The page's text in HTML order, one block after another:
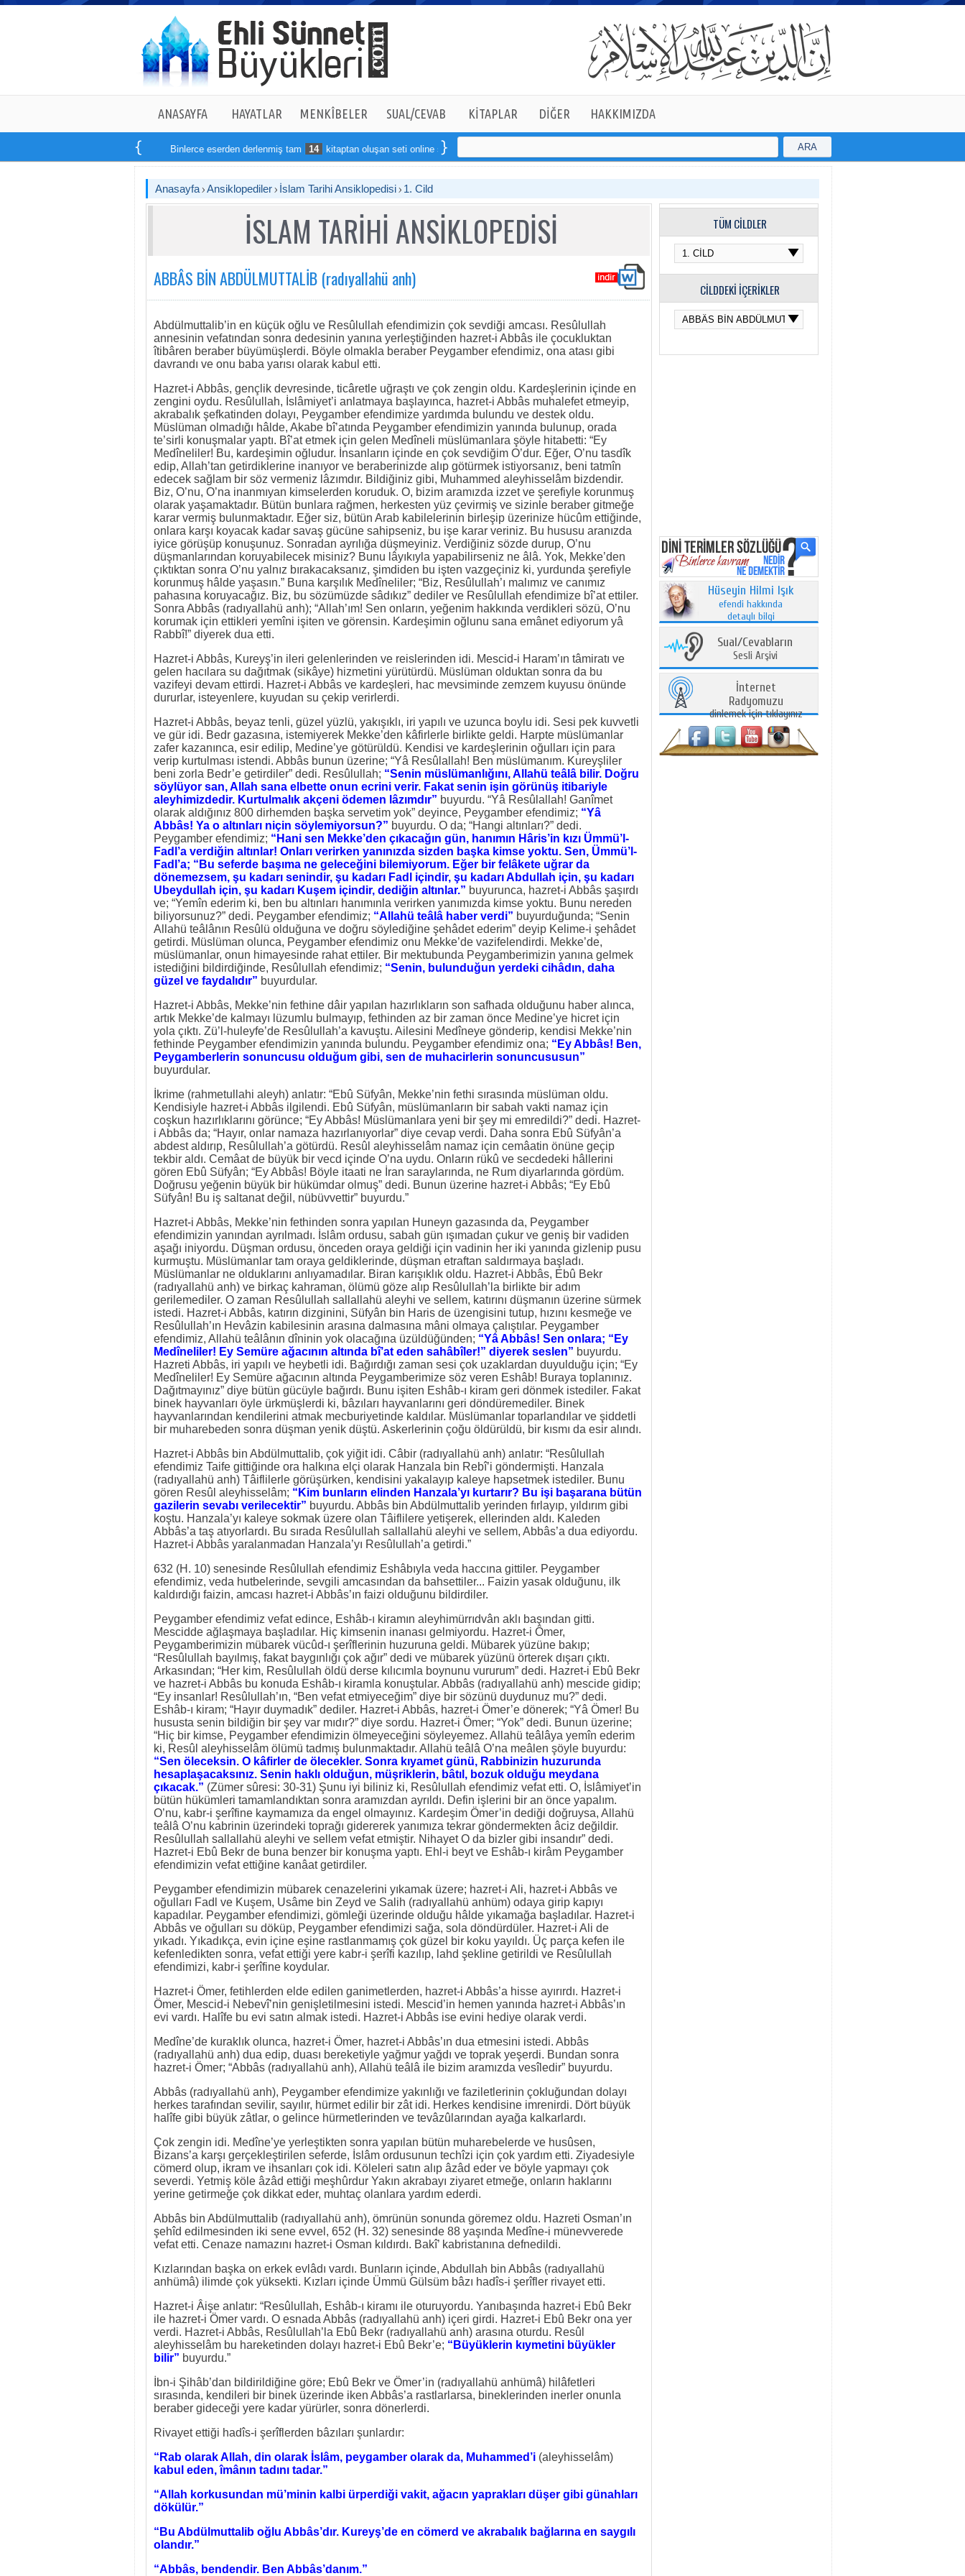
ANASAYFA HAYATLAR MENKÎBELER SUAL/CEVAB KİTAPLAR DİĞER HAKKIMIZDA
Binlerce eserden derlenmiş tam 14 kitaptan oluşan seti online sipariş verebilirsiniz ARA
Anasayfa Ansiklopediler İslam Tarihi Ansiklopedisi 1. Cild
İSLAM TARİHİ ANSİKLOPEDİSİ
ABBÂS BİN ABDÜLMUTTALİB (radıyallahü anh)
Abdülmuttalib’in en küçük oğlu ve Resûlullah efendimizin çok sevdiği amcası. Resûlullah
annesinin vefatından sonra dedesinin yanına yerleştiğinden hazret-i Abbâs ile çocukluktan
îtibâren beraber büyümüşlerdi. Böyle olmakla beraber Peygamber efendimiz, ona atası gibi
davrandı ve onu baba yarısı olarak kabul etti.
Hazret-i Abbâs, gençlik devresinde, ticâretle uğraştı ve çok zengin oldu. Kardeşlerinin içinde en
zengini oydu. Resûlullah, İslâmiyet’i anlatmaya başlayınca, hazret-i Abbâs muhalefet etmeyip,
akrabalık şefkatinden dolayı, Peygamber efendimize yardımda bulundu ve destek oldu.
Müslüman olmadığı hâlde, Akabe bî’atında Peygamber efendimizin yanında bulunup, orada
te’sirli konuşmalar yaptı. Bî’at etmek için gelen Medîneli müslümanlara şöyle hitabetti: “Ey
Medîneliler! Bu, kardeşimin oğludur. İnsanların içinde en çok sevdiğim O’dur. Eğer, O’nu tasdîk
edip, Allah’tan getirdiklerine inanıyor ve beraberinizde alıp götürmek istiyorsanız, beni tatmîn
edecek sağlam bir söz vermeniz lâzımdır. Bildiğiniz gibi, Muhammed aleyhisselâm bizdendir.
Biz, O’nu, O’na inanmıyan kimselerden koruduk. O, bizim aramızda izzet ve şerefiyle korunmuş
olarak yaşamaktadır. Bütün bunlara rağmen, herkesten yüz çevirmiş ve sizinle beraber gitmeğe
karar vermiş bulunmaktadır. Eğer siz, bütün Arab kabilelerinin birleşip üzerinize hücûm ettiğinde,
onlara karşı koyacak kadar savaş gücüne sahipseniz, bu işe karar veriniz. Bu hususu aranızda
iyice görüşüp konuşunuz. Sonradan ayrılığa düşmeyiniz. Verdiğiniz sözde durup, O’nu
düşmanlarından koruyabilecek misiniz? Bunu lâyıkıyla yapabilirseniz ne âlâ. Yok, Mekke’den
çıktıktan sonra O’nu yalnız bırakacaksanız, şimdiden bu işten vazgeçiniz ki, yurdunda şerefiyle
korunmuş hâlde yaşasın.” Buna karşılık Medîneliler; “Biz, Resûlullah’ı malımız ve canımız
pahasına koruyacağız. Biz, bu sözümüzde sâdıkız” dediler ve Resûlullah efendimize bî’at ettiler.
Sonra Abbâs (radıyallahü anh); “Allah’ım! Sen onların, yeğenim hakkında verdikleri sözü, O’nu
korumak için ettikleri yemîni işiten ve görensin. Kardeşimin oğlunu sana emânet ediyorum yâ
Rabbî!” diyerek dua etti.
Hazret-i Abbâs, Kureyş’in ileri gelenlerinden ve reislerinden idi. Mescid-i Haram’ın tâmiratı ve
gelen hacılara su dağıtmak (sikâye) hizmetini yürütürdü. Müslüman olduktan sonra da bu
vazifeyi devam ettirdi. Hazret-i Abbâs ve kardeşleri, hac mevsiminde zemzem kuyusu önünde
dururlar, isteyenlere, kuyudan su çekip verirlerdi.
Hazret-i Abbâs, beyaz tenli, güzel yüzlü, yakışıklı, iri yapılı ve uzunca boylu idi. Sesi pek kuvvetli
ve gür idi. Bedr gazasına, istemiyerek Mekke’den kâfirlerle birlikte geldi. Harpte müslümanlar
zafer kazanınca, esir edilip, Medine’ye götürüldü. Kendisi ve kardeşlerinin oğulları için para
verip kurtulması istendi. Abbâs bunun üzerine; “Yâ Resûlallah! Ben müslümanım. Kureyşliler
beni zorla Bedr’e getirdiler” dedi. Resûlullah; “Senin müslümanlığını, Allahü teâlâ bilir. Doğru
söylüyor san, Allah sana elbette onun ecrini verir. Fakat senin işin görünüş itibariyle
aleyhimizdedir. Kurtulmalık akçeni ödemen lâzımdır” buyurdu. “Yâ Resûlallah! Ganîmet
olarak aldığınız 800 dirhemden başka servetim yok” deyince, Peygamber efendimiz; “Yâ
Abbâs! Ya o altınları niçin söylemiyorsun?” buyurdu. O da; “Hangi altınları?” dedi.
Peygamber efendimiz; “Hani sen Mekke’den çıkacağın gün, hanımın Hâris’in kızı Ümmü’l-
Fadl’a verdiğin altınlar! Onları verirken yanınızda sizden başka kimse yoktu. Sen, Ümmü’l-
Fadl’a; “Bu seferde başıma ne geleceğini bilemiyorum. Eğer bir felâkete uğrar da
dönemezsem, şu kadarı senindir, şu kadarı Fadl içindir, şu kadarı Abdullah için, şu kadarı
Ubeydullah için, şu kadarı Kuşem içindir, dediğin altınlar.” buyurunca, hazret-i Abbâs şaşırdı
ve; “Yemîn ederim ki, ben bu altınları hanımınla verirken yanımızda kimse yoktu. Bunu nereden
biliyorsunuz?” dedi. Peygamber efendimiz; “Allahü teâlâ haber verdi” buyurduğunda; “Senin
Allahü teâlânın Resûlü olduğuna ve doğru söylediğine şehâdet ederim” deyip Kelime-i şehâdet
getirdi. Müslüman olunca, Peygamber efendimiz onu Mekke’de vazifelendirdi. Mekke’de,
müslümanlar, onun himayesinde rahat ettiler. Bir mektubunda Peygamberimizin yanına gelmek
istediğini bildirdiğinde, Resûlullah efendimiz; “Senin, bulunduğun yerdeki cihâdın, daha
güzel ve faydalıdır” buyurdular.
Hazret-i Abbâs, Mekke’nin fethine dâir yapılan hazırlıkların son safhada olduğunu haber alınca,
artık Mekke’de kalmayı lüzumlu bulmayıp, fethinden az bir zaman önce Medine’ye hicret için
yola çıktı. Zü’l-huleyfe’de Resûlullah’a kavuştu. Ailesini Medîneye gönderip, kendisi Mekke’nin
fethinde Peygamber efendimizin yanında bulundu. Peygamber efendimiz ona; “Ey Abbâs! Ben,
Peygamberlerin sonuncusu olduğum gibi, sen de muhacirlerin sonuncususun”
buyurdular.
İkrime (rahmetullahi aleyh) anlatır: “Ebû Süfyân, Mekke’nin fethi sırasında müslüman oldu.
Kendisiyle hazret-i Abbâs ilgilendi. Ebû Süfyân, müslümanların bir sabah vakti namaz için
coşkun hazırlıklarını görünce; “Ey Abbâs! Müslümanlara yeni bir şey mi emredildi?” dedi. Hazret-
i Abbâs da; “Hayır, onlar namaza hazırlanıyorlar” diye cevap verdi. Daha sonra Ebû Süfyân’a
abdest aldırıp, Resûlullah’a götürdü. Resûl aleyhisselâm namaz için cemâatin önüne geçip
tekbir aldı. Cemâat de büyük bir vecd içinde O’na uydu. Onların rükû ve secdedeki hâllerini
gören Ebû Süfyân; “Ey Abbâs! Böyle itaati ne İran saraylarında, ne Rum diyarlarında gördüm.
Doğrusu yeğenin büyük bir hükümdar olmuş” dedi. Bunun üzerine hazret-i Abbâs; “Ey Ebû
Süfyân! Bu iş saltanat değil, nübüvvettir” buyurdu.”
Hazret-i Abbâs, Mekke’nin fethinden sonra yapılan Huneyn gazasında da, Peygamber
efendimizin yanından ayrılmadı. İslâm ordusu, sabah gün ışımadan çukur ve geniş bir vadiden
aşağı iniyordu. Düşman ordusu, önceden oraya geldiği için vadinin her iki yanında gizlenip pusu
kurmuştu. Müslümanlar tam oraya geldiklerinde, düşman etraftan saldırmaya başladı.
Müslümanlar ne olduklarını anlıyamadılar. Biran karışıklık oldu. Hazret-i Abbâs, Ebû Bekr
(radıyallahü anh) ve birkaç kahraman, ölümü göze alıp Resûlullah’la birlikte bir adım
gerilemediler. O zaman Resûlullah sallallahü aleyhi ve sellem, katırını düşmanın üzerine sürmek
istedi. Hazret-i Abbâs, katırın dizginini, Süfyân bin Haris de üzengisini tutup, hızını kesmeğe ve
Resûlullah’ın Hevâzin kabilesinin arasına dalmasına mâni olmaya çalıştılar. Peygamber
efendimiz, Allahü teâlânın dîninin yok olacağına üzüldüğünden; “Yâ Abbâs! Sen onlara; “Ey
Medîneliler! Ey Semüre ağacının altında bî’at eden sahâbîler!” diyerek seslen” buyurdu.
Hazreti Abbâs, iri yapılı ve heybetli idi. Bağırdığı zaman sesi çok uzaklardan duyulduğu için; “Ey
Medîneliler! Ey Semüre ağacının altında Peygamberimize söz veren Eshâb! Buraya toplanınız.
Dağıtmayınız” diye bütün gücüyle bağırdı. Bunu işiten Eshâb-ı kiram geri dönmek istediler. Fakat
binek hayvanları öyle ürkmüşlerdi ki, bâzıları hayvanlarını geri döndüremediler. Binek
hayvanlarından kendilerini atmak mecburiyetinde kaldılar. Müslümanlar toparlandılar ve şiddetli
bir muharebeden sonra düşman yenik düştü. Askerlerinin çoğu öldürüldü, bir kısmı da esir alındı.
Hazret-i Abbâs bin Abdülmuttalib, çok yiğit idi. Câbir (radıyallahü anh) anlatır: “Resûlullah
efendimiz Taife gittiğinde ora halkına elçi olarak Hanzala bin Rebî’i göndermişti. Hanzala
(radıyallahü anh) Tâiflilerle görüşürken, kendisini yakalayıp kaleye hapsetmek istediler. Bunu
gören Resûl aleyhisselâm; “Kim bunların elinden Hanzala’yı kurtarır? Bu işi başarana bütün
gazilerin sevabı verilecektir” buyurdu. Abbâs bin Abdülmuttalib yerinden fırlayıp, yıldırım gibi
koştu. Hanzala’yı kaleye sokmak üzere olan Tâiflilere yetişerek, ellerinden aldı. Kaleden
Abbâs’a taş atıyorlardı. Bu sırada Resûlullah sallallahü aleyhi ve sellem, Abbâs’a dua ediyordu.
Hazret-i Abbâs yaralanmadan Hanzala’yı Resûlullah’a getirdi.”
632 (H. 10) senesinde Resûlullah efendimiz Eshâbıyla veda haccına gittiler. Peygamber
efendimiz, veda hutbelerinde, sevgili amcasından da bahsettiler... Faizin yasak olduğunu, ilk
kaldırdığı faizin, amcası hazret-i Abbâs’ın faizi olduğunu bildirdiler.
Peygamber efendimiz vefat edince, Eshâb-ı kiramın aleyhimürrıdvân aklı başından gitti.
Mescidde ağlaşmaya başladılar. Hiç kimsenin inanası gelmiyordu. Hazret-i Ömer,
Peygamberimizin mübarek vücûd-ı şerîflerinin huzuruna geldi. Mübarek yüzüne bakıp;
“Resûlullah bayılmış, fakat baygınlığı çok ağır” dedi ve mübarek yüzünü örterek dışarı çıktı.
Arkasından; “Her kim, Resûlullah öldü derse kılıcımla boynunu vururum” dedi. Hazret-i Ebû Bekr
ve hazret-i Abbâs bu konuda Eshâb-ı kiramla konuştular. Abbâs (radıyallahü anh) mescide gidip;
“Ey insanlar! Resûlullah’ın, “Ben vefat etmiyeceğim” diye bir sözünü duydunuz mu?” dedi.
Eshâb-ı kiram; “Hayır duymadık” dediler. Hazret-i Abbâs, hazret-i Ömer’e dönerek; “Yâ Ömer! Bu
hususta senin bildiğin bir şey var mıdır?” diye sordu. Hazret-i Ömer; “Yok” dedi. Bunun üzerine;
“Hiç bir kimse, Peygamber efendimizin ölmeyeceğini söyleyemez. Allahü teâlâya yemîn ederim
ki, Resûl aleyhisselâm ölümü tadmış bulunmaktadır. Allahü teâlâ O’na meâlen şöyle buyurdu:
“Sen öleceksin. O kâfirler de ölecekler. Sonra kıyamet günü, Rabbinizin huzurunda
hesaplaşacaksınız. Senin haklı olduğun, müşriklerin, bâtıl, bozuk olduğu meydana
çıkacak.” (Zümer sûresi: 30-31) Şunu iyi biliniz ki, Resûlullah efendimiz vefat etti. O, İslâmiyet’in
bütün hükümleri tamamlandıktan sonra aramızdan ayrıldı. Defin işlerini bir an önce yapalım.
O’nu, kabr-i şerîfine kaymamıza da engel olmayınız. Kardeşim Ömer’in dediği doğruysa, Allahü
teâlâ O’nu kabrinin üzerindeki toprağı gidererek yanımıza tekrar göndermekten âciz değildir.
Resûlullah sallallahü aleyhi ve sellem vefat etmiştir. Nihayet O da bizler gibi insandır” dedi.
Hazret-i Ebû Bekr de buna benzer bir konuşma yaptı. Ehl-i beyt ve Eshâb-ı kirâm Peygamber
efendimizin vefat ettiğine kanâat getirdiler.
Peygamber efendimizin mübarek cenazelerini yıkamak üzere; hazret-i Ali, hazret-i Abbâs ve
oğulları Fadl ve Kuşem, Usâme bin Zeyd ve Salih (radıyallahü anhüm) odaya girip kapıyı
kapadılar. Peygamber efendimizi, gömleği üzerinde olduğu hâlde yıkamağa başladılar. Hazret-i
Abbâs ve oğulları su döküp, Peygamber efendimizi sağa, sola döndürdüler. Hazret-i Ali de
yıkadı. Yıkadıkça, evin içine eşine rastlanmamış çok güzel bir koku yayıldı. Üç parça kefen ile
kefenledikten sonra, vefat ettiği yere kabr-i şerîfi kazılıp, lahd şekline getirildi ve Resûlullah
efendimizi, kabr-i şerîfine koydular.
Hazret-i Ömer, fetihlerden elde edilen ganimetlerden, hazret-i Abbâs’a hisse ayırırdı. Hazret-i
Ömer, Mescid-i Nebevî’nin genişletilmesini istedi. Mescid’in hemen yanında hazret-i Abbâs’ın
evi vardı. Halîfe bu evi satın almak istedi. Hazret-i Abbâs ise evini hediye olarak verdi.
Medîne’de kuraklık olunca, hazret-i Ömer, hazret-i Abbâs’ın dua etmesini istedi. Abbâs
(radıyallahü anh) dua edip, duası bereketiyle yağmur yağdı ve toprak yeşerdi. Bundan sonra
hazret-i Ömer; “Abbâs (radıyallahü anh), Allahü teâlâ ile bizim aramızda vesîledir” buyurdu.
Abbâs (radıyallahü anh), Peygamber efendimize yakınlığı ve faziletlerinin çokluğundan dolayı
herkes tarafından sevilir, sayılır, hürmet edilir bir zât idi. Herkes kendisine imrenirdi. Dört büyük
halîfe gibi büyük zâtlar, o gelince hürmetlerinden ve tevâzûlarından ayağa kalkarlardı.
Çok zengin idi. Medîne’ye yerleştikten sonra yapılan bütün muharebelerde ve husûsen,
Bizans’a karşı gerçekleştirilen seferde, İslâm ordusunun techîzi için çok yardım etti. Ziyadesiyle
cömerd olup, ikram ve ihsanları çok idi. Köleleri satın alıp âzâd eder ve böyle yapmayı çok
severdi. Yetmiş köle âzâd ettiği meşhûrdur Yakın akrabayı ziyaret etmeğe, onların haklarını
yerine getirmeğe çok dikkat eder, muhtaç olanlara yardım ederdi.
Abbâs bin Abdülmuttalib (radıyallahü anh), ömrünün sonunda göremez oldu. Hazreti Osman’ın
şehîd edilmesinden iki sene evvel, 652 (H. 32) senesinde 88 yaşında Medîne-i münevverede
vefat etti. Cenaze namazını hazret-i Osman kıldırdı. Bakî’ kabristanına defnedildi.
Kızlarından başka on erkek evlâdı vardı. Bunların içinde, Abdullah bin Abbâs (radıyallahü
anhümâ) ilimde çok yüksekti. Kızları içinde Ümmü Gülsüm bâzı hadîs-i şerîfler rivayet etti.
Hazret-i Âişe anlatır: “Resûlullah, Eshâb-ı kiramı ile oturuyordu. Yanıbaşında hazret-i Ebû Bekr
ile hazret-i Ömer vardı. O esnada Abbâs (radıyallahü anh) içeri girdi. Hazret-i Ebû Bekr ona yer
verdi. Hazret-i Abbâs, Resûlullah’la Ebû Bekr (radıyallahü anh) arasına oturdu. Resûl
aleyhisselâm bu hareketinden dolayı hazret-i Ebû Bekr’e; “Büyüklerin kıymetini büyükler
bilir” buyurdu.”
İbn-i Şihâb’dan bildirildiğine göre; Ebû Bekr ve Ömer’in (radıyallahü anhümâ) hilâfetleri
sırasında, kendileri bir binek üzerinde iken Abbâs’a rastlarlarsa, bineklerinden inerler onunla
beraber gideceği yere kadar yürürler, sonra dönerlerdi.
Rivayet ettiği hadîs-i şerîflerden bâzıları şunlardır:
“Rab olarak Allah, din olarak İslâm, peygamber olarak da, Muhammed’i (aleyhisselâm)
kabul eden, îmânın tadını tadar.”
“Allah korkusundan mü’minin kalbi ürperdiği vakit, ağacın yaprakları düşer gibi günahları
dökülür.”
“Bu Abdülmuttalib oğlu Abbâs’dır. Kureyş’de en cömerd ve akrabalık bağlarına en saygılı
olandır.”
“Abbâs, bendendir. Ben Abbâs’danım.”
TÜM CİLDLER
CİLDDEKİ İÇERİKLER
Hüseyin Hilmi Işık
efendi hakkında
detaylı bilgi
Sual/Cevabların
Sesli Arşivi
İnternet
Radyomuzu
dinlemek için tıklayınız